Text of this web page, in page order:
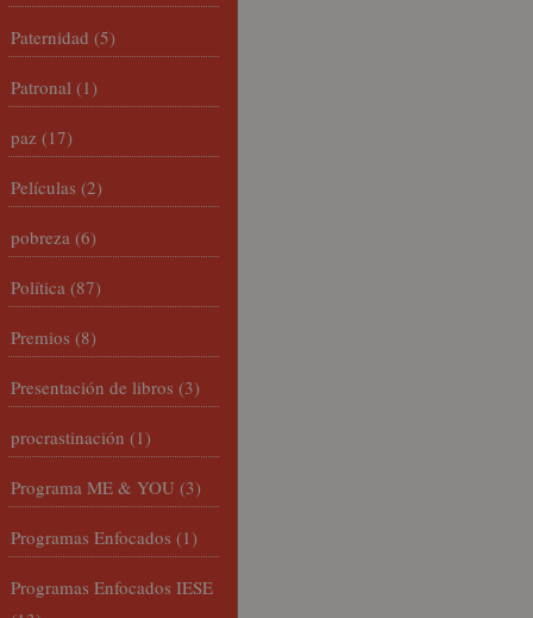
Paternidad (5)
Patronal (1)
paz (17)
Películas (2)
pobreza (6)
Política (87)
Premios (8)
Presentación de libros (3)
procrastinación (1)
Programa ME & YOU (3)
Programas Enfocados (1)
Programas Enfocados IESE